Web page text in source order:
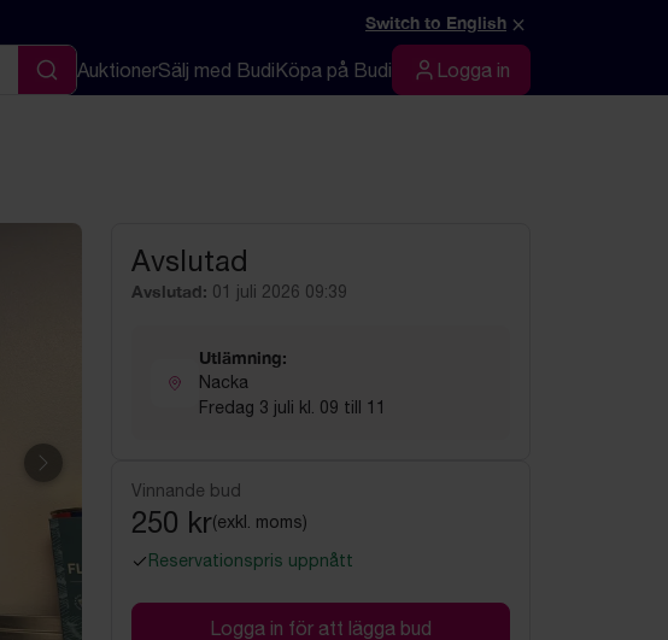
Switch to English ×
Sök
AuktionerSälj med BudiKöpa på Budi Logga in
Logga in
Nästa
Avslutad
Avslutad: 01 juli 2026 09:39
Utlämning:
Nacka
Fredag 3 juli kl. 09 till 11
Vinnande bud
250 kr(exkl. moms)
Reservationspris uppnått
Logga in för att lägga bud